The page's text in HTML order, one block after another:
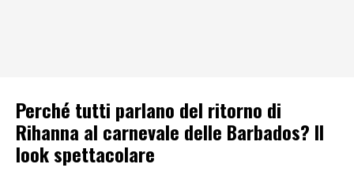
Perché tutti parlano del ritorno di
Rihanna al carnevale delle Barbados? Il
look spettacolare